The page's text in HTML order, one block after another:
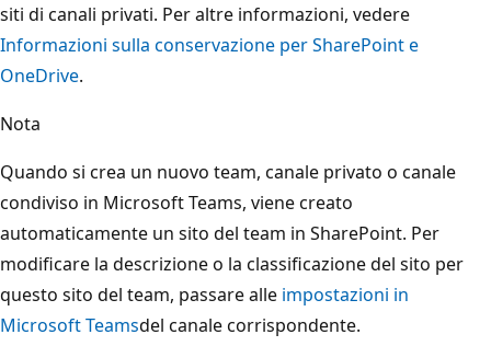
siti di canali privati. Per altre informazioni, vedere
Informazioni sulla conservazione per SharePoint e
OneDrive.
Nota
Quando si crea un nuovo team, canale privato o canale
condiviso in Microsoft Teams, viene creato
automaticamente un sito del team in SharePoint. Per
modificare la descrizione o la classificazione del sito per
questo sito del team, passare alle impostazioni in
Microsoft Teamsdel canale corrispondente.